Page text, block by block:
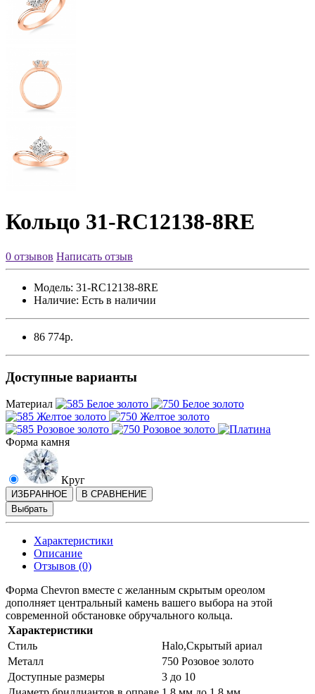
Кольцо 31-RC12138-8RE
0 отзывов Написать отзыв
Модель: 31-RC12138-8RE
Наличие: Есть в наличии
86 774р.
Доступные варианты
Материал
Форма камня
Круг
ИЗБРАННОЕ
В СРАВНЕНИЕ
Выбрать
Характеристики
Описание
Отзывов (0)
Форма Chevron вместе с желанным скрытым ореолом
дополняет центральный камень вашего выбора на этой
современной обстановке обручального кольца.
Характеристики
Стиль
Halo,Скрытый ариал
Металл
750 Розовое золото
Доступные размеры
3 до 10